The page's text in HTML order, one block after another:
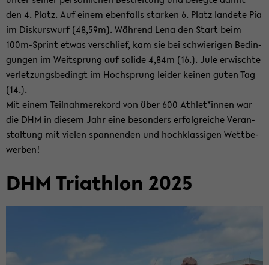
den 4. Platz. Auf einem eben­falls star­ken 6. Platz lan­de­te Pia
im Dis­kurs­wurf (48,59m). Wäh­rend Lena den Start beim
100m-​Sprint etwas ver­schlief, kam sie bei schwie­ri­gen Be­din­
gun­gen im Weit­sprung auf so­li­de 4,84m (16.). Jule er­wisch­te
ver­let­zungs­be­dingt im Hoch­sprung lei­der kei­nen guten Tag
(14.).
Mit einem Teil­nah­mere­kord von über 600 Ath­let*innen war
die DHM in die­sem Jahr eine be­son­ders er­folg­rei­che Ver­an­
stal­tung mit vie­len span­nen­den und hoch­klas­si­gen Wett­be­
wer­ben!
DHM Tri­ath­lon 2025